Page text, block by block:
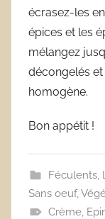
écrasez-les
épices et les
mélangez
décongelés
homogène.
Bon appétit !
Féculents,
Sans oeuf,
Crème,